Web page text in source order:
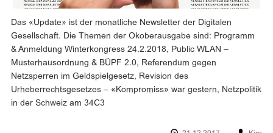
Das «Update» ist der monatliche Newsletter der Digitalen
Gesellschaft. Die Themen der Okoberausgabe sind: Programm
& Anmeldung Winterkongress 24.2.2018, Public WLAN –
Musterhausordnung & BÜPF 2.0, Referendum gegen
Netzsperren im Geldspielgesetz, Revision des
Urheberrechtsgesetzes – «Kompromiss» war gestern, Netzpolitik
in der Schweiz am 34C3